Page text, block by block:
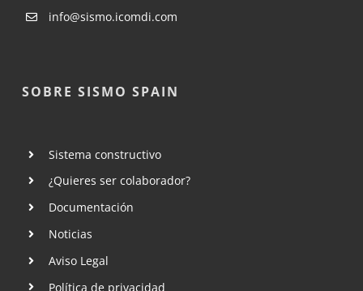
SOBRE SISMO SPAIN
Sistema constructivo
¿Quieres ser colaborador?
Documentación
Noticias
Aviso Legal
Política de privacidad
info@sismo.icomdi.com